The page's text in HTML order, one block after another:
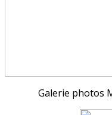
Galerie photos